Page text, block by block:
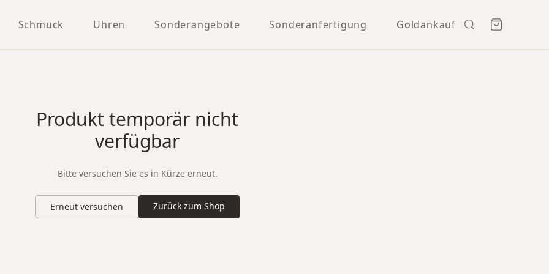
Schmuck Uhren Sonderangebote Sonderanfertigung Goldankauf
Produkt temporär nicht
verfügbar
Bitte versuchen Sie es in Kürze erneut.
Erneut versuchen Zurück zum Shop